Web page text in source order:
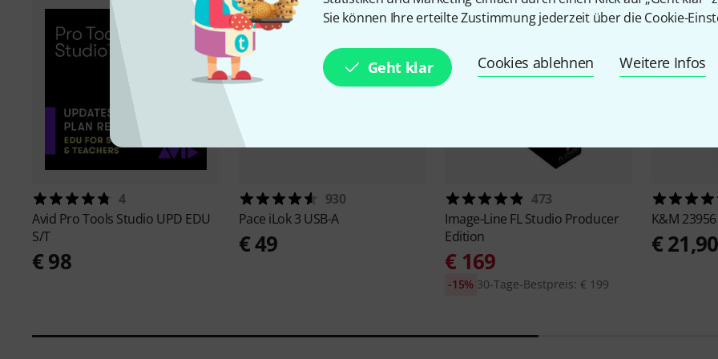
Sie können Ihre erteilte Zustimmung jederzeit über die Cookie-
Geht klar Cookies ablehnen Weitere Infos
4
Avid Pro Tools Studio UPD EDU
S/T
€ 98
930
Pace iLok 3 USB-A
€ 49
473
Image-Line FL Studio Producer
Edition
€ 169
30-Tage-Bestpreis: € 199
-15%
K&M
€ 21,90